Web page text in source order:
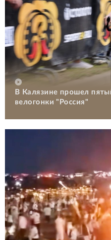
В Калязине прошел
велогонки "Россия"